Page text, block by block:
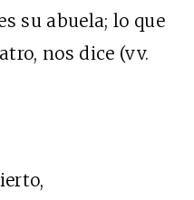
su abuela; lo que
nos dice (vv.